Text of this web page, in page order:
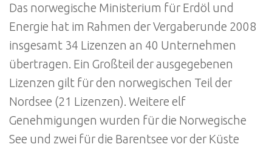
Das norwegische Ministerium für Erdöl und
Energie hat im Rahmen der Vergaberunde 2008
insgesamt 34 Lizenzen an 40 Unternehmen
übertragen. Ein Großteil der ausgegebenen
Lizenzen gilt für den norwegischen Teil der
Nordsee (21 Lizenzen). Weitere elf
Genehmigungen wurden für die Norwegische
See und zwei für die Barentsee vor der Küste